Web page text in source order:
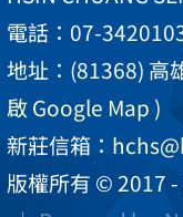
電話：07-
地址：(81368) 高
啟 Google Map )
新莊信箱：
版權所有 © 2017